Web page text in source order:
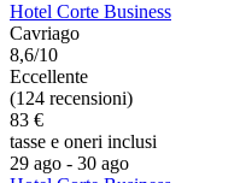
Hotel Corte Business
Cavriago
8,6/10
Eccellente
(124 recensioni)
83 €
tasse e oneri inclusi
29 ago - 30 ago